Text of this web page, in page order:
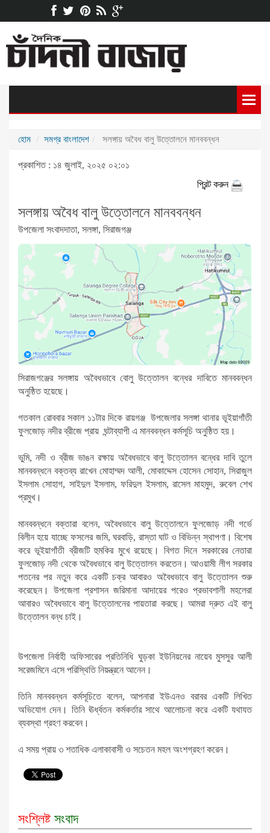
হোম সমগ্র বাংলাদেশ সলঙ্গায় অবৈধ বালু উত্তোলনে মানববন্ধন
প্রকাশিত : ১৪ জুলাই, ২০২৫ ০২:০১
প্রিন্ট করুন
সলঙ্গায় অবৈধ বালু উত্তোলনে মানববন্ধন
উপজেলা সংবাদদাতা, সলঙ্গা, সিরাজগঞ্জ
সিরাজগঞ্জের সলঙ্গায় অবৈধভাবে বােলু উত্তোলন বন্ধের দাবিতে মানববন্ধন
অনুষ্ঠিত হয়েছে।
গতকাল রোববার সকাল ১১টার দিকে রায়গঞ্জ উপজেলার সলঙ্গা থানার ভূইয়াগাঁতী
ফুলজোড় নদীর ব্রীজে প্রায় ঘন্টাব্যাপী এ মানববন্ধন কর্মসূচি অনুষ্ঠিত হয়।
ভুমি, নদী ও ব্রীজ ভাঙন রক্ষায় অবৈধভাবে বালু উত্তোলন বন্ধের দাবি তুলে
মানববন্ধনে বক্তব্য রাখেন মোহাম্মদ আলী, মোকাদ্দেস হোসেন সোহান, সিরাজুল
ইসলাম সোহাগ, সাইদুল ইসলাম, ফরিদুল ইসলাম, রাসেল মাহমুদ, রুবেল শেখ
প্রমুখ।
মানববন্ধনে বক্তারা বলেন, অবৈধভাবে বালু উত্তোলনে ফুলজোড় নদী গর্ভে
বিলীন হয়ে যাচ্ছে ফসলের জমি, ঘরবাড়ি, রাস্তা ঘাট ও বিভিন্ন স্থাপণা। বিশেষ
করে ভূইয়াগাঁতী ব্রীজটি হুমকির মুখে রয়েছে। বিগত দিনে সরকারের নেতারা
ফুলজোড় নদী থেকে অবৈধভাবে বালু উত্তোলন করতেন। আওয়ামী লীগ সরকার
পতনের পর নতুন করে একটি চক্র আবারও অবৈধভাবে বালু উত্তোলন শুরু
করেছেন। উপজেলা প্রশাসন জরিমানা আদায়ের পরেও প্রভাবশালী মহলেরা
আবারও অবৈধভাবে বালু উত্তোলনের পায়তারা করছে। আমরা দ্রুত এই বালু
উত্তোলন বন্ধ চাই।
উপজেলা নির্বাহী অফিসারের প্রতিনিধি ঘুড়কা ইউনিয়নের নায়েব মুসসুর আলী
সরেজমিনে এসে পরিস্থিতি নিয়ন্ত্রনে আনেন।
তিনি মানববন্ধন কর্মসূচিতে বলেন, আপনারা ইউএনও বরাবর একটি লিখিত
অভিযোগ দেন। তিনি ঊর্ধ্বতন কর্মকর্তার সাথে আলোচনা করে একটি যথাযত
ব্যবস্থা গ্রহণ করবেন।
এ সময় প্রায় ৩ শতাধিক এলাকাবাসী ও সচেতন মহল অংশগ্রহণ করেন।
সংশ্লিষ্ট সংবাদ